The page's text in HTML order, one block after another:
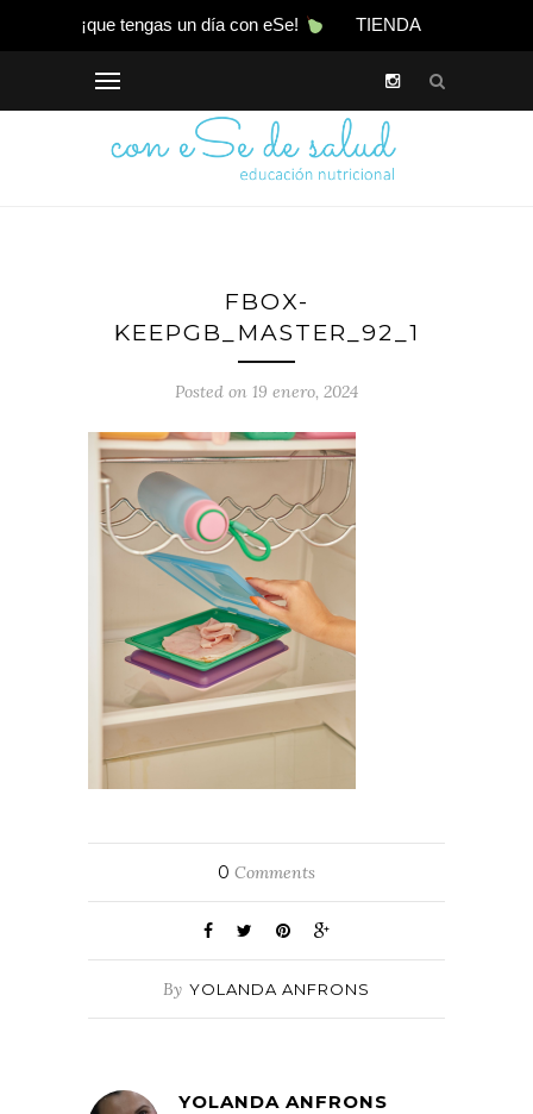
¡que tengas un día con eSe! TIENDA
FBOX-
KEEPGB_MASTER_92_1
Posted on 19 enero, 2024
0 Comments
By YOLANDA ANFRONS
YOLANDA ANFRONS